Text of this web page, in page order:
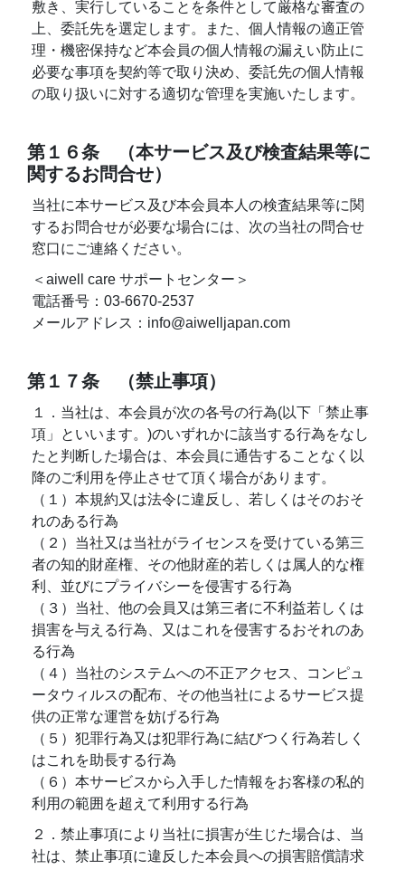
敷き、実行していることを条件として厳格な審査の
上、委託先を選定します。また、個人情報の適正管
理・機密保持など本会員の個人情報の漏えい防止に
必要な事項を契約等で取り決め、委託先の個人情報
の取り扱いに対する適切な管理を実施いたします。
第１６条 （本サービス及び検査結果等に
関するお問合せ）
当社に本サービス及び本会員本人の検査結果等に関
するお問合せが必要な場合には、次の当社の問合せ
窓口にご連絡ください。
＜aiwell care サポートセンター＞
電話番号：03-6670-2537
メールアドレス：info@aiwelljapan.com
第１７条 （禁止事項）
１．当社は、本会員が次の各号の行為(以下「禁止事
項」といいます。)のいずれかに該当する行為をなし
たと判断した場合は、本会員に通告することなく以
降のご利用を停止させて頂く場合があります。
（１）本規約又は法令に違反し、若しくはそのおそ
れのある行為
（２）当社又は当社がライセンスを受けている第三
者の知的財産権、その他財産的若しくは属人的な権
利、並びにプライバシーを侵害する行為
（３）当社、他の会員又は第三者に不利益若しくは
損害を与える行為、又はこれを侵害するおそれのあ
る行為
（４）当社のシステムへの不正アクセス、コンピュ
ータウィルスの配布、その他当社によるサービス提
供の正常な運営を妨げる行為
（５）犯罪行為又は犯罪行為に結びつく行為若しく
はこれを助長する行為
（６）本サービスから入手した情報をお客様の私的
利用の範囲を超えて利用する行為
２．禁止事項により当社に損害が生じた場合は、当
社は、禁止事項に違反した本会員への損害賠償請求